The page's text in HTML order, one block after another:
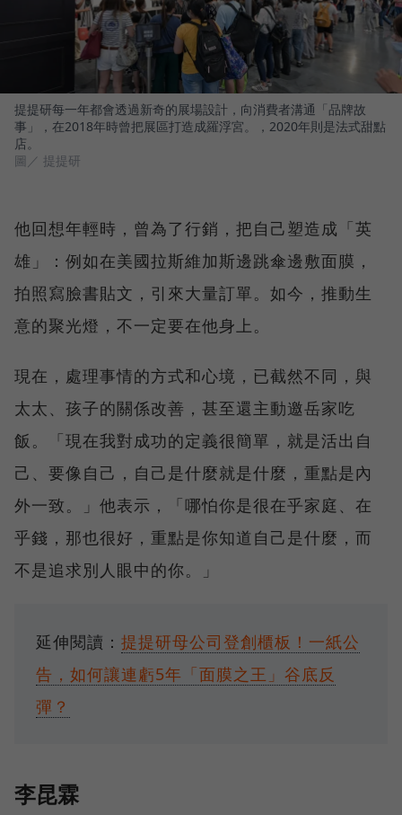
提提研每一年都會透過新奇的展場設計，向消費者溝通「品牌故
事」，在2018年時曾把展區打造成羅浮宮。，2020年則是法式甜點
店。
圖／ 提提研
他回想年輕時，曾為了行銷，把自己塑造成「英
雄」：例如在美國拉斯維加斯邊跳傘邊敷面膜，
拍照寫臉書貼文，引來大量訂單。如今，推動生
意的聚光燈，不一定要在他身上。
現在，處理事情的方式和心境，已截然不同，與
太太、孩子的關係改善，甚至還主動邀岳家吃
飯。「現在我對成功的定義很簡單，就是活出自
己、要像自己，自己是什麼就是什麼，重點是內
外一致。」他表示，「哪怕你是很在乎家庭、在
乎錢，那也很好，重點是你知道自己是什麼，而
不是追求別人眼中的你。」
延伸閱讀： 提提研母公司登創櫃板！一紙公
告，如何讓連虧5年「面膜之王」谷底反
彈？
李昆霖